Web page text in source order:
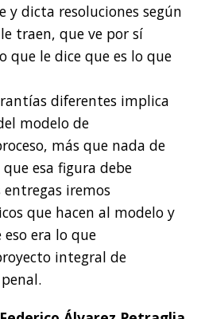
y dicta resoluciones según
traen, que ve por sí
que le dice que es lo que
diferentes implica
modelo de
más que nada de
esa figura debe
iremos
que hacen al modelo y
eso era lo que
integral de